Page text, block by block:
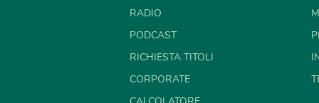
RADIO
PODCAST
RICHIESTA TITOLI
CORPORATE